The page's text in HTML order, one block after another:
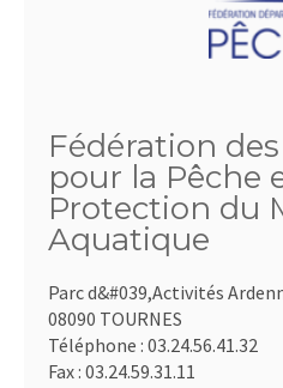
Fédération
pour la Pêche
Protection du
Aquatique
Parc d&#039,Activités
08090 TOURNES
Téléphone : 03.24.56.41.32
Fax : 03.24.59.31.11